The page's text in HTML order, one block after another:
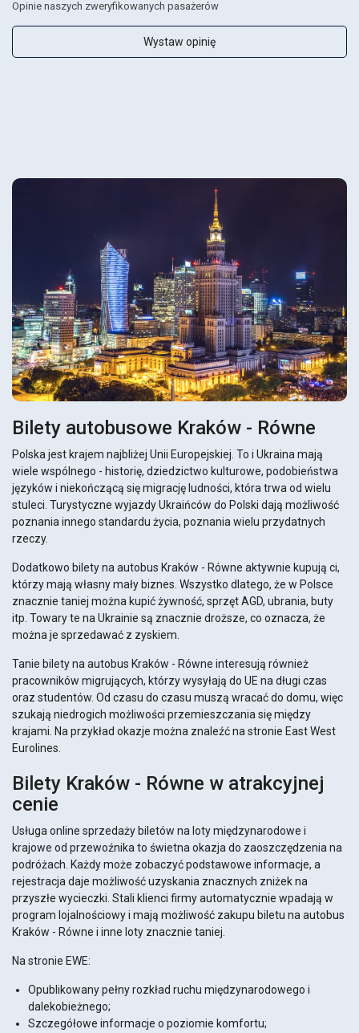
Opinie naszych zweryfikowanych pasażerów
Wystaw opinię
Bilety autobusowe Kraków - Równe
Polska jest krajem najbliżej Unii Europejskiej. To i Ukraina mają
wiele wspólnego - historię, dziedzictwo kulturowe, podobieństwa
języków i niekończącą się migrację ludności, która trwa od wielu
stuleci. Turystyczne wyjazdy Ukraińców do Polski dają możliwość
poznania innego standardu życia, poznania wielu przydatnych
rzeczy.
Dodatkowo bilety na autobus Kraków - Równe aktywnie kupują ci,
którzy mają własny mały biznes. Wszystko dlatego, że w Polsce
znacznie taniej można kupić żywność, sprzęt AGD, ubrania, buty
itp. Towary te na Ukrainie są znacznie droższe, co oznacza, że ​​
można je sprzedawać z zyskiem.
Tanie bilety na autobus Kraków - Równe interesują również
pracowników migrujących, którzy wysyłają do UE na długi czas
oraz studentów. Od czasu do czasu muszą wracać do domu, więc
szukają niedrogich możliwości przemieszczania się między
krajami. Na przykład okazje można znaleźć na stronie East West
Eurolines.
Bilety Kraków - Równe w atrakcyjnej
cenie
Usługa online sprzedaży biletów na loty międzynarodowe i
krajowe od przewoźnika to świetna okazja do zaoszczędzenia na
podróżach. Każdy może zobaczyć podstawowe informacje, a
rejestracja daje możliwość uzyskania znacznych zniżek na
przyszłe wycieczki. Stali klienci firmy automatycznie wpadają w
program lojalnościowy i mają możliwość zakupu biletu na autobus
Kraków - Równe i inne loty znacznie taniej.
Na stronie EWE:
Opublikowany pełny rozkład ruchu międzynarodowego i
dalekobieżnego;
Szczegółowe informacje o poziomie komfortu;